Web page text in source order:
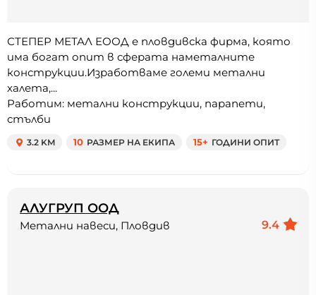
СТЕПЕР МЕТАЛ ЕООД е пловдивска фирма, която
има богат опит в сферата наметалните
конструкции.Изработваме големи метални
халета,...
Работим: метални конструкции, парапети,
стълби
3.2 KM 10 РАЗМЕР НА ЕКИПА 15+ ГОДИНИ ОПИТ
АЛУГРУП ООД
9.4
Метални навеси, Пловдив